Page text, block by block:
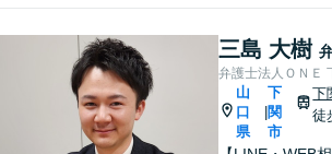
三島 大樹
弁護士法人ＯＮＥ
山
口
県
下
関
市
下
徒